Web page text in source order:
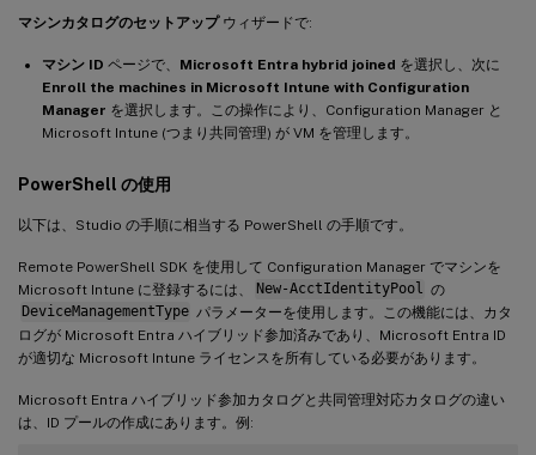
マシンカタログのセットアップウィザードで:
マシン ID ページで、 Microsoft Entra hybrid joined を選択し、次に
Enroll the machines in Microsoft Intune with Configuration
Manager を選択します。この操作により、Configuration Manager と
Microsoft Intune (つまり共同管理) が VM を管理します。
PowerShell の使用
以下は、Studio の手順に相当する PowerShell の手順です。
Remote PowerShell SDK を使用して Configuration Manager でマシンを
Microsoft Intune に登録するには、
New-AcctIdentityPool の
DeviceManagementType パラメーターを使用します。この機能には、カタ
ログが Microsoft Entra ハイブリッド参加済みであり、Microsoft Entra ID
が適切な Microsoft Intune ライセンスを所有している必要があります。
Microsoft Entra ハイブリッド参加カタログと共同管理対応カタログの違い
は、ID プールの作成にあります。例: